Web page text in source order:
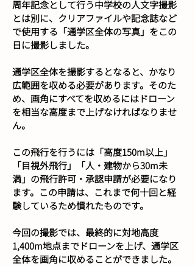
周年記念として行う中学校の人文字撮影
とは別に、クリアファイルや記念誌など
で使用する「通学区全体の写真」をこの
日に撮影しました。
通学区全体を撮影するとなると、かなり
広範囲を収める必要があります。そのた
め、画角にすべてを収めるにはドローン
を相当な高度まで上げなければなりませ
ん。
この飛行を行うには「高度150m以上」
「目視外飛行」「人・建物から30m未
満」の飛行許可・承認申請が必要になり
ます。この申請は、これまで何十回と経
験しているため慣れたものです。
今回の撮影では、最終的に対地高度
1,400m地点までドローンを上げ、通学区
全体を画角に収めることができました。